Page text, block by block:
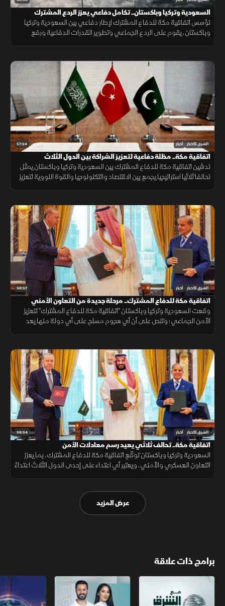
السعودية وتركيا وباكستان.. تكامل دفاعي يعزز الردع المشترك
تؤسس اتفاقية مكة للدفاع المشترك لإطار دفاعي بين السعودية وتركيا
وباكستان، يقوم على الردع الجماعي وتطوير القدرات الدفاعية ورفع
57:24 الشرق للأخبار أخبار
اتفاقية مكة.. مظلة دفاعية لتعزيز الشراكة بين الدول الثلاث
تدشين اتفاقية مكة للدفاع المشترك بين السعودية وتركيا وباكستان يمثل
تحالفا ثلاثيا استراتيجيا يجمع بين الاقتصاد والتكنولوجيا والقوة النووية لتعزيز
56:57 الشرق للأخبار أخبار
اتفاقية مكة للدفاع المشترك.. مرحلة جديدة من التعاون الأمني
وقعت السعودية وتركيا وباكستان "اتفاقية مكة للدفاع المشترك" لتعزيز
الأمن الجماعي؛ وتنص على أن أي هجوم مسلح على أي دولة منها يعد
59:54 الشرق للأخبار أخبار
اتفاقية مكة.. تحالف ثلاثي يعيد رسم معادلات الأمن
السعودية وتركيا وباكستان توقّع اتفاقية مكة للدفاع المشترك، بما يعزز
التعاون العسكري والأمني، ويعتبر أي اعتداء على إحدى الدول الثلاث اعتداءً
عرض المزيد
برامج ذات علاقة
مع الشرق الأوسط الخبر الآخر تقارير الشرق